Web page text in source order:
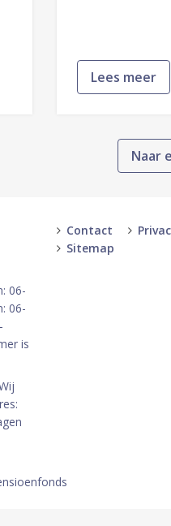
Lees meer
Naar
06-
06-
is
Contact
Sitemap